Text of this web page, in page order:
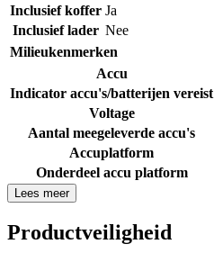
Inclusief koffer Ja
Inclusief lader Nee
Milieukenmerken
Accu
Indicator accu's/batterijen vereist
Voltage
Aantal meegeleverde accu's
Accuplatform
Onderdeel accu platform
Lees meer
Productveiligheid